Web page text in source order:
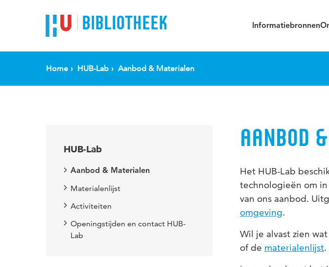
BIBLIOTHEEK Informatiebronnen
Home HUB-Lab Aanbod & Materialen
HUB-Lab
Aanbod & Materialen
Materialenlijst
Activiteiten
Openingstijden en contact HUB-
Lab
AANBOD
Het HUB-Lab
technologieën om
van ons aanbod.
omgeving.
Wil je alvast zien
of de materialenlijst.